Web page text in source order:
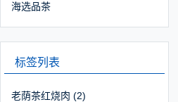
海选品茶
标签列表
老荫茶红烧肉 (2)